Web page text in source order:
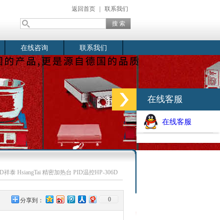
返回首页 联系我们
在线咨询 联系我们
祥泰 HsiangTai 精密加热台 PID温控HP-306D
分享到： 0
在线客服
在线客服